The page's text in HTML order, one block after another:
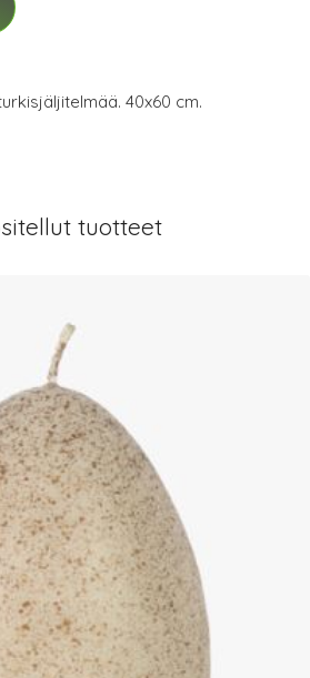
40x60 cm.
tuotteet